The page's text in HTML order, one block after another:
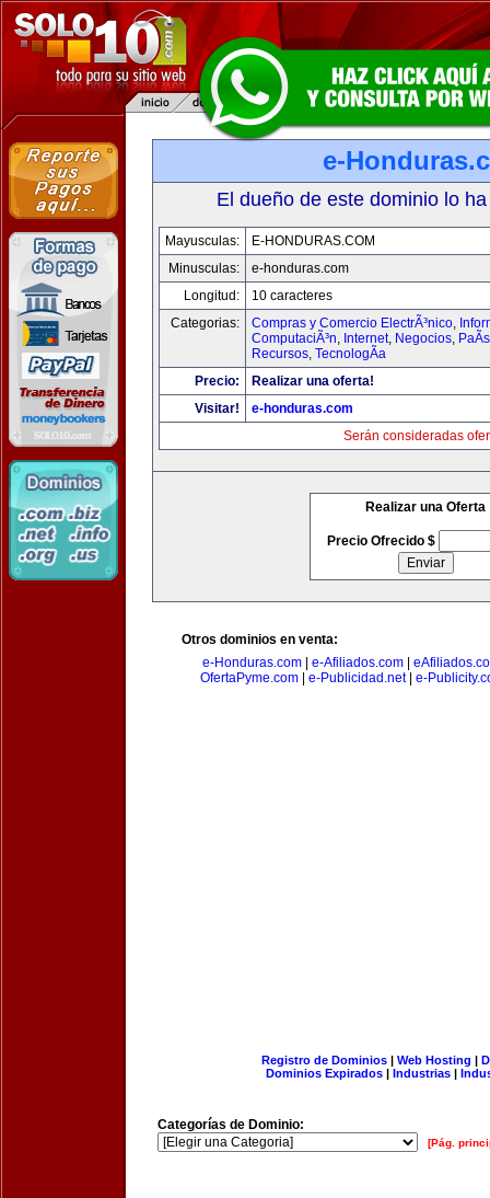
e-
El dueño de este dominio lo
Mayusculas:
E-HONDURAS.COM
Minusculas:
e-honduras.com
Longitud:
10 caracteres
Categorias:
Compras y Comercio ElectrÃ³nico,
ComputaciÃ³n, Internet, Negocios,
Recursos, TecnologÃ­a
Precio:
Realizar una oferta!
Visitar!
e-honduras.com
Serán consideradas
Realizar una Oferta
Precio Ofrecido $
Otros dominios en venta:
e-Honduras.com| e-Afiliados.com|
OfertaPyme.com| e-Publicidad.net| e-
Registro de Dominios| Web Hosting |
Dominios Expirados | Industrias |
Categorías de Dominio:
[Pág.